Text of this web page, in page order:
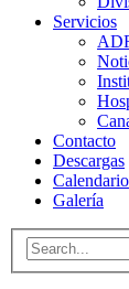
Servicios
Contacto
Descargas
Calendario
Galería